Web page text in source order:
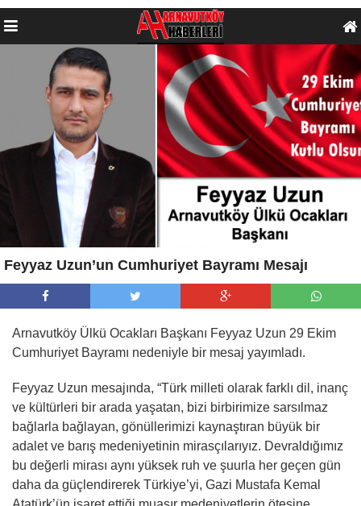
Feyyaz Uzun’un Cumhuriyet Bayramı Mesajı
Arnavutköy Ülkü Ocakları Başkanı Feyyaz Uzun 29 Ekim
Cumhuriyet Bayramı nedeniyle bir mesaj yayımladı.
Feyyaz Uzun mesajında, “Türk milleti olarak farklı dil, inanç
ve kültürleri bir arada yaşatan, bizi birbirimize sarsılmaz
bağlarla bağlayan, gönüllerimizi kaynaştıran büyük bir
adalet ve barış medeniyetinin mirasçılarıyız. Devraldığımız
bu değerli mirası aynı yüksek ruh ve şuurla her geçen gün
daha da güçlendirerek Türkiye’yi, Gazi Mustafa Kemal